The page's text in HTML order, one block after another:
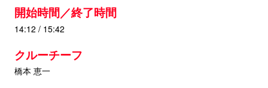
開始時間／終了時間
14:12 / 15:42
クルーチーフ
橋本 恵一